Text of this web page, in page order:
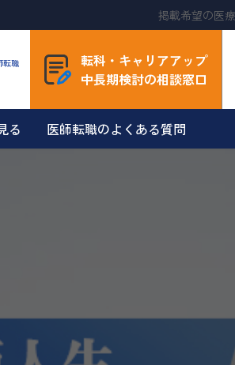
掲載希望の医
転職
転科・キャリアアップ
中長期検討の相談窓口
る 医師転職のよくある質問